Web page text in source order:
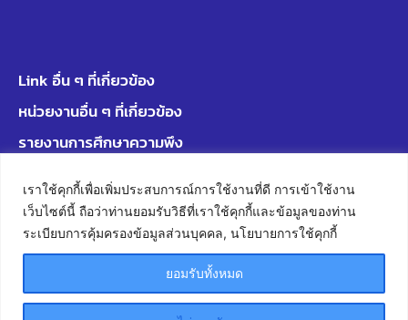
เราใช้คุกกี้เพื่อเพิ่มประสบการณ์การใช้งานที่ดี การเข้าใช้งาน
เว็บไซต์นี้ ถือว่าท่านยอมรับวิธีที่เราใช้คุกกี้และข้อมูลของท่าน
ระเบียบการคุ้มครองข้อมูลส่วนบุคคล, นโยบายการใช้คุกกี้
ยอมรับทั้งหมด
Link อื่น ๆ ที่เกี่ยวข้อง
หน่วยงานอื่น ๆ ที่เกี่ยวข้อง
รายงานการศึกษาความพึง
รายงานประจำปี
สถิติการให้บริการ
รายชื่อหนังสือแบ่งตาม
เอกสารการพยาบาล